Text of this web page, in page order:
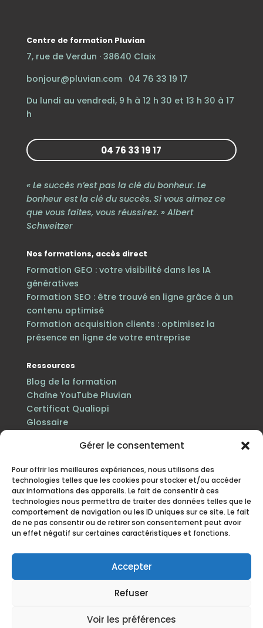
Gérer le consentement
Pour offrir les meilleures expériences, nous utilisons des
technologies telles que les cookies pour stocker et/ou accéder
aux informations des appareils. Le fait de consentir à ces
technologies nous permettra de traiter des données telles que le
comportement de navigation ou les ID uniques sur ce site. Le fait
de ne pas consentir ou de retirer son consentement peut avoir
un effet négatif sur certaines caractéristiques et fonctions.
Accepter
Refuser
Voir les préférences
Centre de formation Pluvian
7, rue de Verdun · 38640 Claix
bonjour@pluvian.com· 04 76 33 19 17
Du lundi au vendredi, 9 h à 12 h 30 et 13 h 30 à 17
h
04 76 33 19 17
« Le succès n’est pas la clé du bonheur. Le
bonheur est la clé du succès. Si vous aimez ce
que vous faites, vous réussirez. » Albert
Schweitzer
Nos formations, accès direct
Formation GEO : votre visibilité dans les IA
génératives
Formation SEO : être trouvé en ligne grâce à un
contenu optimisé
Formation acquisition clients : optimisez la
présence en ligne de votre entreprise
Ressources
Blog de la formation
Chaîne YouTube Pluvian
Certificat Qualiopi
Glossaire
formation · n° de déclaration d’activité 84 38 06816 38
enregistré auprès du préfet de la région Auvergne-
Politique de protection des
mis à jour en juillet 2026